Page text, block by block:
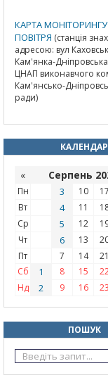
КАРТА МОНІТОРИНГУ
ПОВІТРЯ (станція
адресою: вул
Кам'янка-Дніпровська,
ЦНАП виконавчого
Кам'янсько-
ради)
КАЛЕНДАР
« Серпень
Пн 3 10 17
Вт
4 11
Ср
5 12
Чт
6 13
Пт
7 14 21
Сб
1 8 15
Нд
2 9 16 23
ПОШУК